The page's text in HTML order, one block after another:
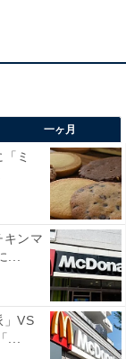
いるからか、
一ヶ月
ミ
キンマ
...
」VS
...